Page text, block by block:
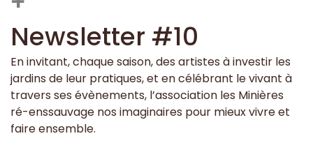
Newsletter #10
En invitant, chaque saison, des artistes à investir les
jardins de leur pratiques, et en célébrant le vivant à
travers ses évènements, l’association les Minières
ré-enssauvage nos imaginaires pour mieux vivre et
faire ensemble.